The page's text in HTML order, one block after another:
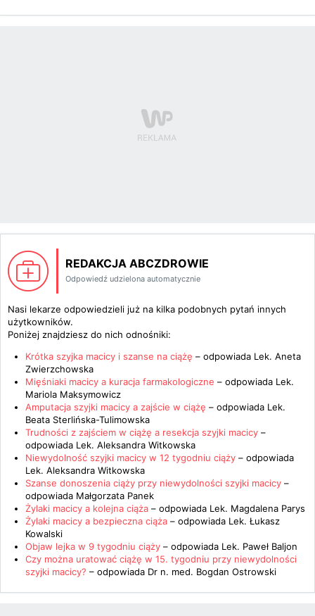
REDAKCJA ABCZDROWIE
Odpowiedź udzielona automatycznie
Nasi lekarze odpowiedzieli już na kilka podobnych pytań innych
użytkowników.
Poniżej znajdziesz do nich odnośniki:
Krótka szyjka macicy i szanse na ciążę – odpowiada Lek. Aneta
Zwierzchowska
Mięśniaki macicy a kuracja farmakologiczne – odpowiada Lek.
Mariola Maksymowicz
Amputacja szyjki macicy a zajście w ciążę – odpowiada Lek.
Beata Sterlińska-Tulimowska
Trudności z zajściem w ciążę a resekcja szyjki macicy –
odpowiada Lek. Aleksandra Witkowska
Niewydolność szyjki macicy w 12 tygodniu ciąży – odpowiada
Lek. Aleksandra Witkowska
Szanse donoszenia ciąży przy niewydolności szyjki macicy –
odpowiada Małgorzata Panek
Żylaki macicy a kolejna ciąża – odpowiada Lek. Magdalena Parys
Żylaki macicy a bezpieczna ciąża – odpowiada Lek. Łukasz
Kowalski
Objaw lejka w 9 tygodniu ciąży – odpowiada Lek. Paweł Baljon
Czy można uratować ciążę w 15. tygodniu przy niewydolności
szyjki macicy? – odpowiada Dr n. med. Bogdan Ostrowski